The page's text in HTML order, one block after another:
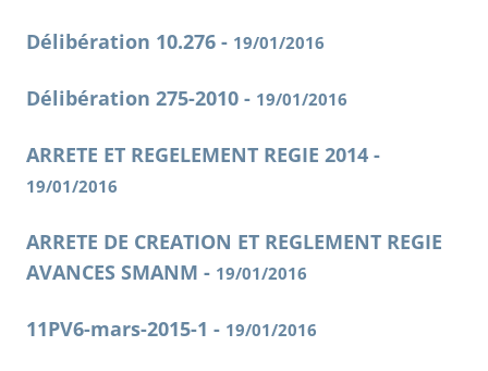
Délibération 10.276 - 19/01/2016
Délibération 275-2010 - 19/01/2016
ARRETE ET REGELEMENT REGIE 2014 -
19/01/2016
ARRETE DE CREATION ET REGLEMENT REGIE
AVANCES SMANM - 19/01/2016
11PV6-mars-2015-1 - 19/01/2016